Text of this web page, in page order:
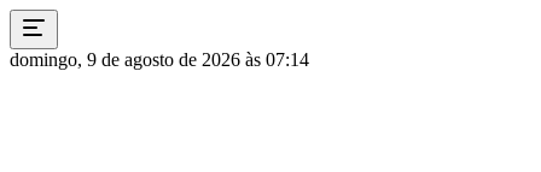
domingo, 9 de agosto de 2026 às 07:14